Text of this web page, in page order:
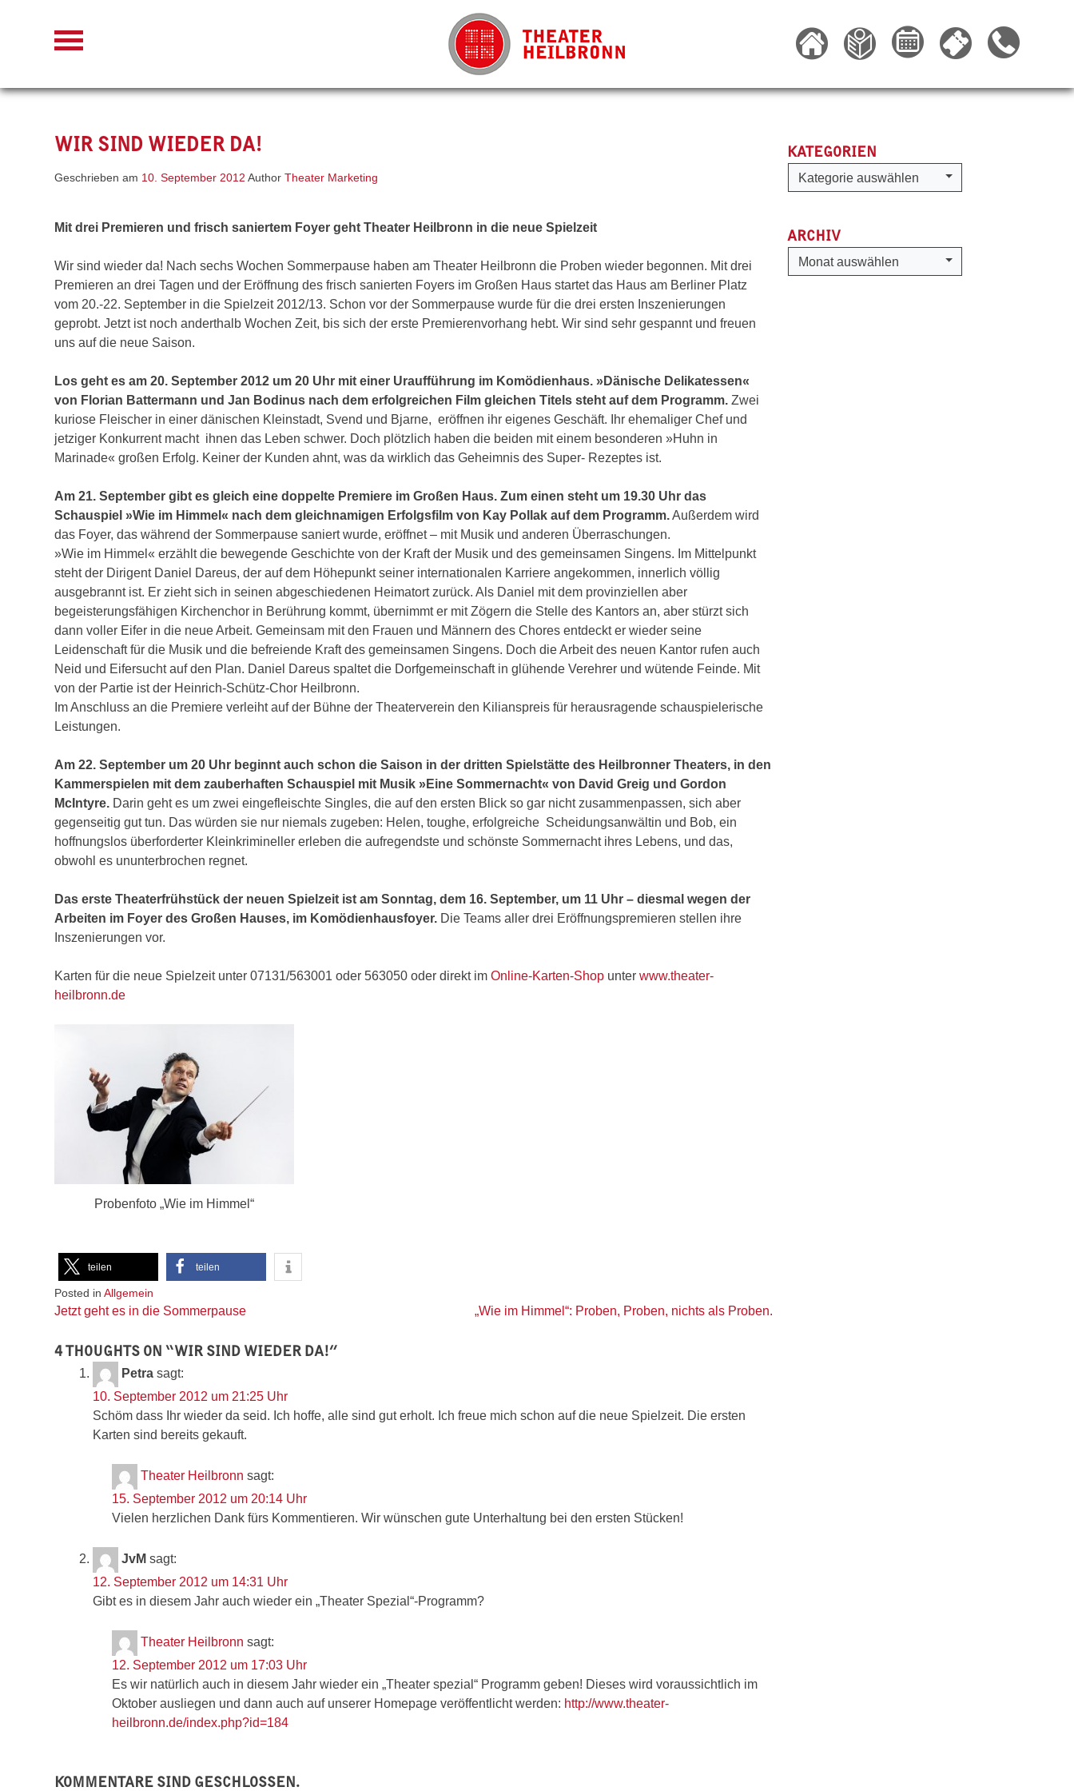
WIR SIND WIEDER DA!
Geschrieben am 10. September 2012 Author Theater Marketing
Mit drei Premieren und frisch saniertem Foyer geht Theater Heilbronn in die neue Spielzeit
Wir sind wieder da! Nach sechs Wochen Sommerpause haben am Theater Heilbronn die Proben wieder begonnen. Mit drei
Premieren an drei Tagen und der Eröffnung des frisch sanierten Foyers im Großen Haus startet das Haus am Berliner Platz
vom 20.-22. September in die Spielzeit 2012/13. Schon vor der Sommerpause wurde für die drei ersten Inszenierungen
geprobt. Jetzt ist noch anderthalb Wochen Zeit, bis sich der erste Premierenvorhang hebt. Wir sind sehr gespannt und freuen
uns auf die neue Saison.
Los geht es am 20. September 2012 um 20 Uhr mit einer Uraufführung im Komödienhaus. »Dänische Delikatessen«
von Florian Battermann und Jan Bodinus nach dem erfolgreichen Film gleichen Titels steht auf dem Programm. Zwei
kuriose Fleischer in einer dänischen Kleinstadt, Svend und Bjarne, eröffnen ihr eigenes Geschäft. Ihr ehemaliger Chef und
jetziger Konkurrent macht ihnen das Leben schwer. Doch plötzlich haben die beiden mit einem besonderen »Huhn in
Marinade« großen Erfolg. Keiner der Kunden ahnt, was da wirklich das Geheimnis des Super- Rezeptes ist.
Am 21. September gibt es gleich eine doppelte Premiere im Großen Haus. Zum einen steht um 19.30 Uhr das
Schauspiel »Wie im Himmel« nach dem gleichnamigen Erfolgsfilm von Kay Pollak auf dem Programm.Außerdem wird
das Foyer, das während der Sommerpause saniert wurde, eröffnet – mit Musik und anderen Überraschungen.
»Wie im Himmel« erzählt die bewegende Geschichte von der Kraft der Musik und des gemeinsamen Singens. Im Mittelpunkt
steht der Dirigent Daniel Dareus, der auf dem Höhepunkt seiner internationalen Karriere angekommen, innerlich völlig
ausgebrannt ist. Er zieht sich in seinen abgeschiedenen Heimatort zurück. Als Daniel mit dem provinziellen aber
begeisterungsfähigen Kirchenchor in Berührung kommt, übernimmt er mit Zögern die Stelle des Kantors an, aber stürzt sich
dann voller Eifer in die neue Arbeit. Gemeinsam mit den Frauen und Männern des Chores entdeckt er wieder seine
Leidenschaft für die Musik und die befreiende Kraft des gemeinsamen Singens. Doch die Arbeit des neuen Kantor rufen auch
Neid und Eifersucht auf den Plan. Daniel Dareus spaltet die Dorfgemeinschaft in glühende Verehrer und wütende Feinde. Mit
von der Partie ist der Heinrich-Schütz-Chor Heilbronn.
Im Anschluss an die Premiere verleiht auf der Bühne der Theaterverein den Kilianspreis für herausragende schauspielerische
Leistungen.
Am 22. September um 20 Uhr beginnt auch schon die Saison in der dritten Spielstätte des Heilbronner Theaters, in den
Kammerspielen mit dem zauberhaften Schauspiel mit Musik »Eine Sommernacht« von David Greig und Gordon
McIntyre. Darin geht es um zwei eingefleischte Singles, die auf den ersten Blick so gar nicht zusammenpassen, sich aber
gegenseitig gut tun. Das würden sie nur niemals zugeben: Helen, toughe, erfolgreiche Scheidungsanwältin und Bob, ein
hoffnungslos überforderter Kleinkrimineller erleben die aufregendste und schönste Sommernacht ihres Lebens, und das,
obwohl es ununterbrochen regnet.
Das erste Theaterfrühstück der neuen Spielzeit ist am Sonntag, dem 16. September, um 11 Uhr – diesmal wegen der
Arbeiten im Foyer des Großen Hauses, im Komödienhausfoyer. Die Teams aller drei Eröffnungspremieren stellen ihre
Inszenierungen vor.
Karten für die neue Spielzeit unter 07131/563001 oder 563050 oder direkt im Online-Karten-Shop unter www.theater-
heilbronn.de
Probenfoto „Wie im Himmel“
teilen teilen
Posted in Allgemein
Beitragsnavigation
Jetzt geht es in die Sommerpause „Wie im Himmel“: Proben, Proben, nichts als Proben.
4 THOUGHTS ON “WIR SIND WIEDER DA!”
Petra sagt:
10. September 2012 um 21:25 Uhr
Schöm dass Ihr wieder da seid. Ich hoffe, alle sind gut erholt. Ich freue mich schon auf die neue Spielzeit. Die ersten
Karten sind bereits gekauft.
Theater Heilbronn sagt:
15. September 2012 um 20:14 Uhr
Vielen herzlichen Dank fürs Kommentieren. Wir wünschen gute Unterhaltung bei den ersten Stücken!
JvM sagt:
12. September 2012 um 14:31 Uhr
Gibt es in diesem Jahr auch wieder ein „Theater Spezial“-Programm?
Theater Heilbronn sagt:
12. September 2012 um 17:03 Uhr
Es wir natürlich auch in diesem Jahr wieder ein „Theater spezial“ Programm geben! Dieses wird voraussichtlich im
Oktober ausliegen und dann auch auf unserer Homepage veröffentlicht werden: http://www.theater-
heilbronn.de/index.php?id=184
KOMMENTARE SIND GESCHLOSSEN.
KATEGORIEN
Kategorien
Kategorie auswählen
ARCHIV
Archiv
Monat auswählen